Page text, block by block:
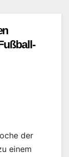
der
einem